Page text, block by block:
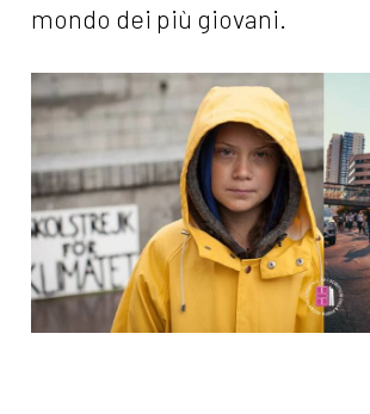
mondo dei più giovani.